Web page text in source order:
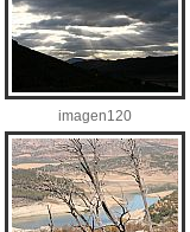
imagen120